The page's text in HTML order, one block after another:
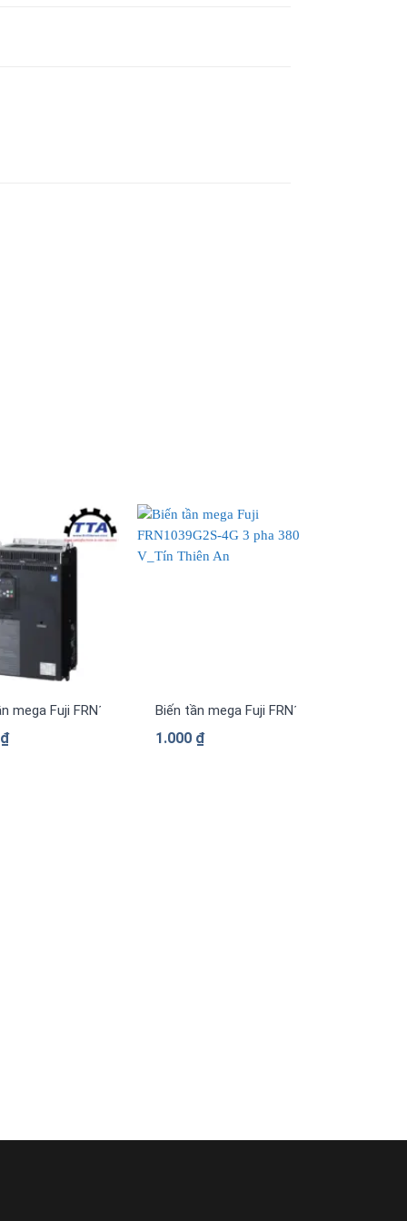
380 V
mega Fuji FRN1169G2S-4G 3 pha 380 V
₫
Biến tần mega Fuji FRN1039G2S-4G 3
1.000 ₫